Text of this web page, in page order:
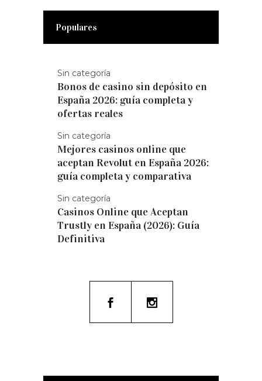
Populares
Sin categoría
Bonos de casino sin depósito en
España 2026: guía completa y
ofertas reales
Sin categoría
Mejores casinos online que
aceptan Revolut en España 2026:
guía completa y comparativa
Sin categoría
Casinos Online que Aceptan
Trustly en España (2026): Guía
Definitiva